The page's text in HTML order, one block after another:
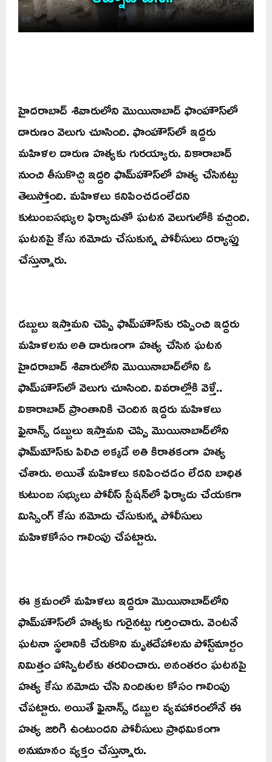
హైదరాబాద్‌ శివారులోని మొయినాబాద్‌ ఫాంహౌస్‌లో
దారుణం వెలుగు చూసింది. ఫాంహౌస్‌లో ఇద్దరు
మహిళల దారుణ హత్యకు గురయ్యారు. వికారాబాద్‌
నుంచి తీసుకొచ్చి ఇద్దరి ఫామ్‌హౌస్‌లో హత్య చేసినట్టు
తెలుస్తోంది. మహిళలు కనిపించడంలేదని
కుటుంబసభ్యుల ఫిర్యాదుతో ఘటన వెలుగులోకి వచ్చింది.
ఘటనపై కేసు నమోదు చేసుకున్న పోలీసులు దర్యాప్తు
చేస్తున్నారు.
డబ్బులు ఇస్తామని చెప్పి ఫామ్‌హౌస్‌కు రప్పించి ఇద్దరు
మహిళలను అతి దారుణంగా హత్య చేసిన ఘటన
హైదరాబాద్‌ శివారులోని మొయినాబాద్‌లోని ఓ
ఫామ్‌హౌస్‌లో వెలుగు చూసింది. వివరాల్లోకి వెళ్తే..
వికారాబాద్ ప్రాంతానికి చెందిన ఇద్దరు మహిళలు
ఫైనాన్స్‌ డబ్బులు ఇస్తామని చెప్పి మొయినాబాద్‌లోని
ఫామ్‌మౌస్‌కు పిలిచి అక్కడే అతి కిరాతకంగా హత్య
చేశారు. అయితే మహిళలు కనిపించడం లేదని బాధిత
కుటుంబ సభ్యులు పోలీస్ స్టేషన్‌లో ఫిర్యాదు చేయకగా
మిస్సింగ్ కేసు నమోదు చేసుకున్న పోలీసులు
మహిళకోసం గాలింపు చేపట్టారు.
ఈ క్రమంలో మహిళలు ఇద్దరూ మొయినాబాద్‌లోని
ఫామ్‌హౌస్‌లో హత్యకు గురైనట్టు గుర్తించారు. వెంటనే
ఘటనా స్థలానికి చేరుకొని మృతదేహాలను పోస్ట్‌మార్టం
నిమిత్తం హాస్పిటల్‌కు తరలించారు. అనంతరం ఘటనపై
హత్య కేసు నమోదు చేసి నిందితుల కోసం గాలింపు
చేపట్టారు. అయితే ఫైనాన్స్ డబ్బుల వ్యవహారంలోనే ఈ
హత్య జరిగి ఉంటుందని పోలీసులు ప్రాథమికంగా
అనుమానం వ్యక్తం చేస్తున్నారు.